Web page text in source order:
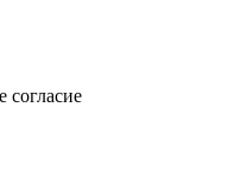
согласие